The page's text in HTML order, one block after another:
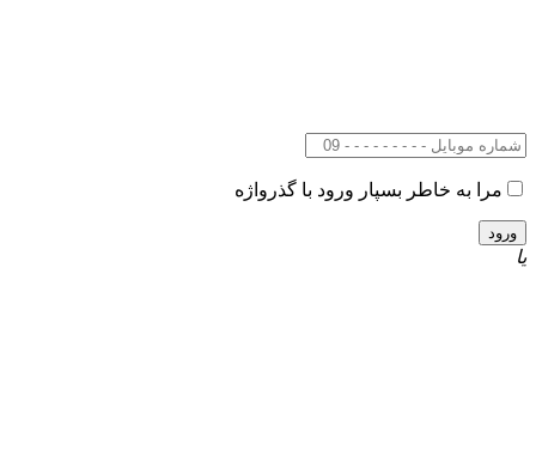
مرا به خاطر بسپار ورود با گذرواژه
یا